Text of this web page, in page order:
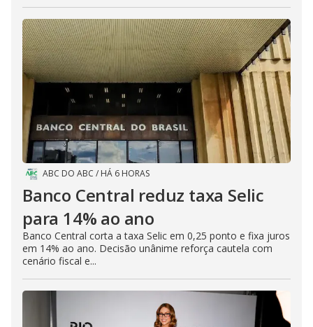
ABC DO ABC / HÁ 6 HORAS
Banco Central reduz taxa Selic
para 14% ao ano
Banco Central corta a taxa Selic em 0,25 ponto e fixa juros
em 14% ao ano. Decisão unânime reforça cautela com
cenário fiscal e...